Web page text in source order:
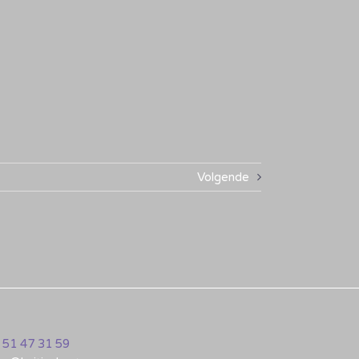
Volgende
47 31 59